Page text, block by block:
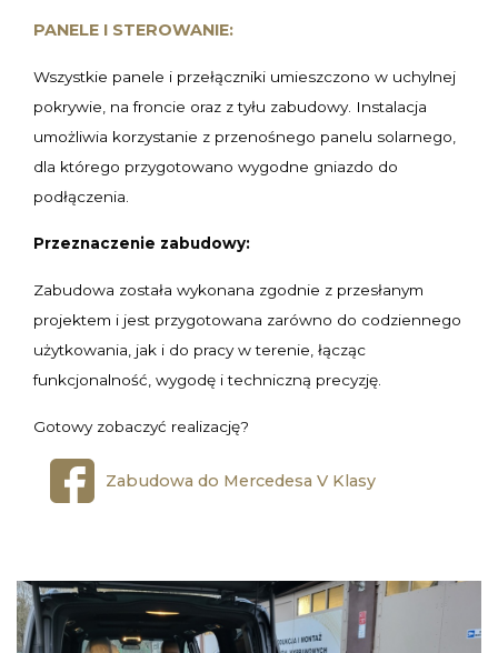
PANELE I STEROWANIE:
Wszystkie panele i przełączniki umieszczono w uchylnej
pokrywie, na froncie oraz z tyłu zabudowy. Instalacja
umożliwia korzystanie z przenośnego panelu solarnego,
dla którego przygotowano wygodne gniazdo do
podłączenia.
Przeznaczenie zabudowy:
Zabudowa została wykonana zgodnie z przesłanym
projektem i jest przygotowana zarówno do codziennego
użytkowania, jak i do pracy w terenie, łącząc
funkcjonalność, wygodę i techniczną precyzję.
Gotowy zobaczyć realizację?
Zabudowa do Mercedesa V Klasy